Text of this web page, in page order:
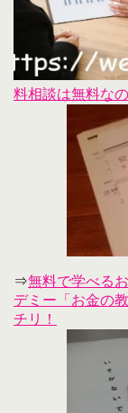
料相談は無料な
⇒無料で学べる
デミー「お金の
チリ！